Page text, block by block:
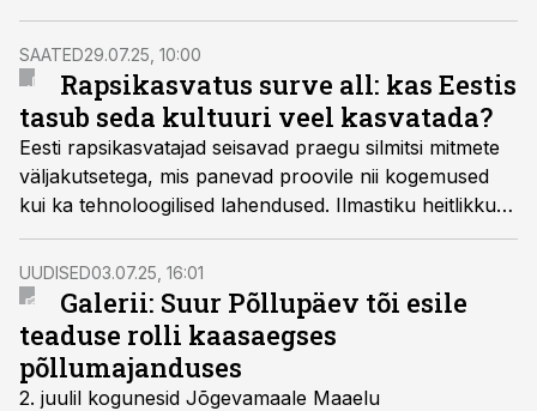
kvaliteet piirkonniti erinesid ning miks globaalsed turud
hindu alla suruvad. Samuti räägitakse, kuidas
mõjutavad põllumeeste müügistrateegiat
ladustamisvõimekus ja teadmatus tulevaste
kokkuostuhindade suhtes, millist rolli mängivad ühistud
ning kas noorem põllumeeste põlvkond müüb saaki
teistmoodi kui vanemad.
SAATED29.07.25, 10:00
Rapsikasvatus surve all: kas Eestis
tasub seda kultuuri veel kasvatada?
Eesti rapsikasvatajad seisavad praegu silmitsi mitmete
väljakutsetega, mis panevad proovile nii kogemused
kui ka tehnoloogilised lahendused. Ilmastiku heitlikkus,
haiguste levik ja piirangud taimekaitsevahendite
kasutamisel on muutnud rapsi kasvatamise
keerukamaks kui kunagi varem.
UUDISED03.07.25, 16:01
Galerii: Suur Põllupäev tõi esile
teaduse rolli kaasaegses
põllumajanduses
2. juulil kogunesid Jõgevamaale Maaelu